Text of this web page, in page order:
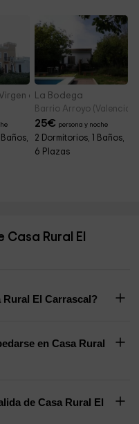
de Cortés
La Bodega
Barrio Arroyo (Valencia)
25€ persona y noche
2 Dormitorios, 1 Baños,
6 Plazas
Rural El
Rural El Carrascal?
en Casa Rural
Rural El